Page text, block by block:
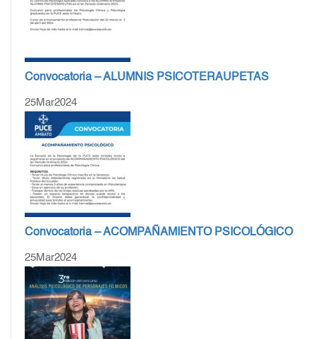
Convocatoria – ALUMNIS PSICOTERAUPETAS
25Mar2024
Convocatoria – ACOMPAÑAMIENTO PSICOLÓGICO
25Mar2024